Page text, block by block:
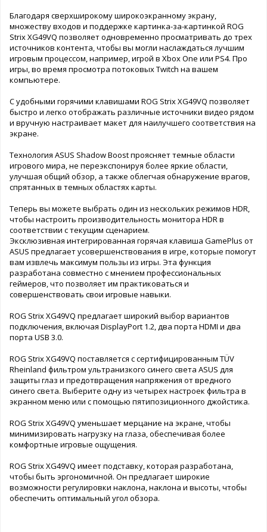
Благодаря сверхширокому широкоэкранному экрану,
множеству входов и поддержке картинка-за-картинкой ROG
Strix XG49VQ позволяет одновременно просматривать до трех
источников контента, чтобы вы могли наслаждаться лучшим
игровым процессом, например, игрой в Xbox One или PS4. Про
игры, во время просмотра потоковых Twitch на вашем
компьютере.
С удобными горячими клавишами ROG Strix XG49VQ позволяет
быстро и легко отображать различные источники видео рядом
и вручную настраивает макет для наилучшего соответствия на
экране.
Технология ASUS Shadow Boost проясняет темные области
игрового мира, не переэкспонируя более яркие области,
улучшая общий обзор, а также облегчая обнаружение врагов,
спрятанных в темных областях карты.
Теперь вы можете выбрать один из нескольких режимов HDR,
чтобы настроить производительность монитора HDR в
соответствии с текущим сценарием.
Эксклюзивная интегрированная горячая клавиша GamePlus от
ASUS предлагает усовершенствования в игре, которые помогут
вам извлечь максимум пользы из игры. Эта функция
разработана совместно с мнением профессиональных
геймеров, что позволяет им практиковаться и
совершенствовать свои игровые навыки.
ROG Strix XG49VQ предлагает широкий выбор вариантов
подключения, включая DisplayPort 1.2, два порта HDMI и два
порта USB 3.0.
ROG Strix XG49VQ поставляется с сертифицированным TÜV
Rheinland фильтром ультранизкого синего света ASUS для
защиты глаз и предотвращения напряжения от вредного
синего света. Выберите одну из четырех настроек фильтра в
экранном меню или с помощью пятипозиционного джойстика.
ROG Strix XG49VQ уменьшает мерцание на экране, чтобы
минимизировать нагрузку на глаза, обеспечивая более
комфортные игровые ощущения.
ROG Strix XG49VQ имеет подставку, которая разработана,
чтобы быть эргономичной. Он предлагает широкие
возможности регулировки наклона, наклона и высоты, чтобы
обеспечить оптимальный угол обзора.